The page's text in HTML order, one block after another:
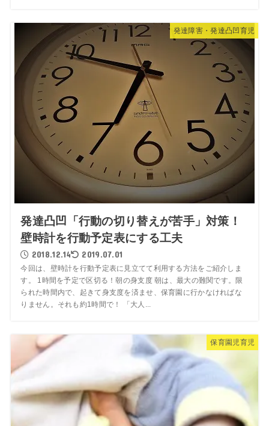
発達障害・発達凸凹育児
発達凸凹「行動の切り替えが苦手」対策！
壁時計を行動予定表にする工夫
2018.12.14 2019.07.01
今回は、壁時計を行動予定表に見立てて利用する方法をご紹介しま
す。 1時間を予定で区切る！朝の身支度 朝は、最大の難関です。限
られた時間内で、起きて身支度を済ませ、保育園に行かなければな
りません。それも約1時間で！ 「大人...
保育園児育児